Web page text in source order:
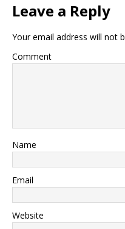
Leave a Reply
Your email address will not
Comment
Name
Email
Website